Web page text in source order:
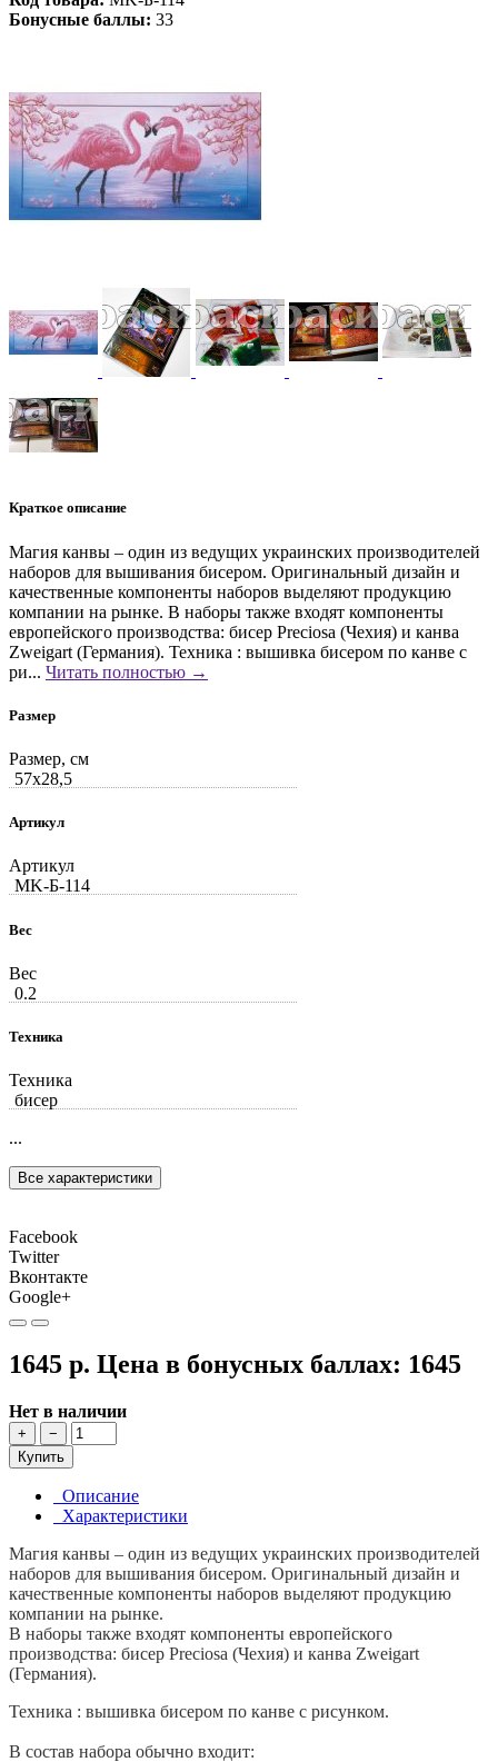
Бонусные баллы: 33
Краткое описание
Магия канвы – один из ведущих украинских производителей
наборов для вышивания бисером. Оригинальный дизайн и
качественные компоненты наборов выделяют продукцию
компании на рынке. В наборы также входят компоненты
европейского производства: бисер Preciosa (Чехия) и канва
Zweigart (Германия). Техника : вышивка бисером по канве с
ри... Читать полностью →
Размер
Размер, см
57x28,5
Артикул
Артикул
MK-Б-114
Вес
Вес
0.2
Техника
Техника
бисер
...
Все характеристики
Facebook
Twitter
Вконтакте
Google+
1645 р. Цена в бонусных баллах: 1645
Нет в наличии
+
−
Купить
Описание
Характеристики
Магия канвы – один из ведущих украинских производителей
наборов для вышивания бисером. Оригинальный дизайн и
качественные компоненты наборов выделяют продукцию
компании на рынке.
В наборы также входят компоненты европейского
производства: бисер Preciosa (Чехия) и канва Zweigart
(Германия).
Техника : вышивка бисером по канве с рисунком.
В состав набора обычно входит: